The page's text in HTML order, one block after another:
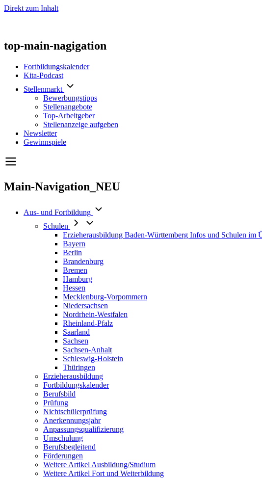
Direkt zum Inhalt
top-main-nagigation
Fortbildungskalender
Kita-Podcast
Stellenmarkt
Bewerbungstipps
Stellenangebote
Top-Arbeitgeber
Stellenanzeige aufgeben
Newsletter
Gewinnspiele
Main-Navigation_NEU
Aus- und Fortbildung
Schulen
Erzieherausbildung Baden-Württemberg Infos und Schulen im
Bayern
Berlin
Brandenburg
Bremen
Hamburg
Hessen
Mecklenburg-Vorpommern
Niedersachsen
Nordrhein-Westfalen
Rheinland-Pfalz
Saarland
Sachsen
Sachsen-Anhalt
Schleswig-Holstein
Thüringen
Erzieherausbildung
Fortbildungskalender
Berufsbild
Prüfung
Nichtschülerprüfung
Anerkennungsjahr
Anpassungsqualifizierung
Umschulung
Berufsbegleitend
Förderungen
Weitere Artikel Ausbildung/Studium
Weitere Artikel Fort und Weiterbildung